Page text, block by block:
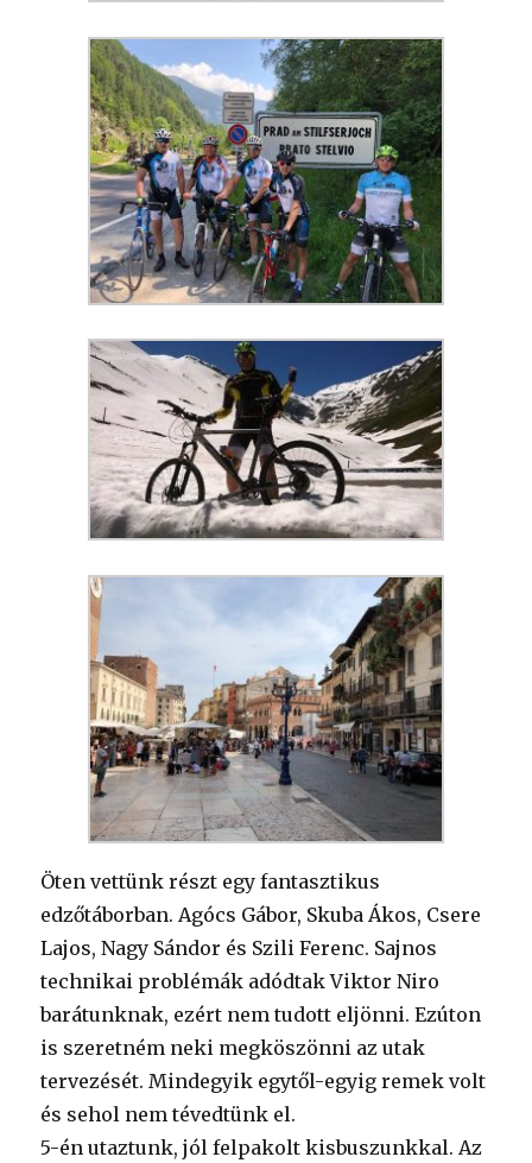
Öten vettünk részt egy fantasztikus
edzőtáborban. Agócs Gábor, Skuba Ákos, Csere
Lajos, Nagy Sándor és Szili Ferenc. Sajnos
technikai problémák adódtak Viktor Niro
barátunknak, ezért nem tudott eljönni. Ezúton
is szeretném neki megköszönni az utak
tervezését. Mindegyik egytől-egyig remek volt
és sehol nem tévedtünk el.
5-én utaztunk, jól felpakolt kisbuszunkkal. Az